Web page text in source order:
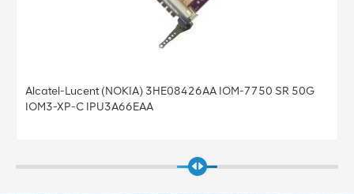
Alcatel 3HE08428 SFM-7750 SR SFM5-12 Alcatel
3HE08428AA